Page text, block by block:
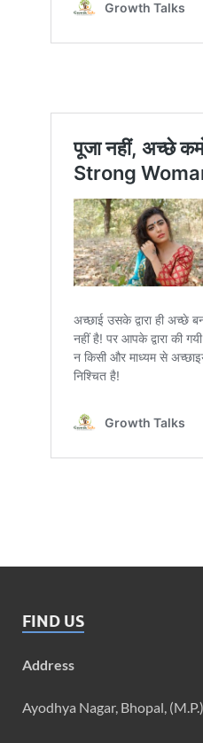
FIND US
Address
Ayodhya Nagar, Bhopal, (M.P.)